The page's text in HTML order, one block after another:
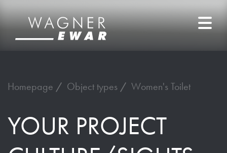
Homepage Object types Women's Toilet
YOUR PROJECT